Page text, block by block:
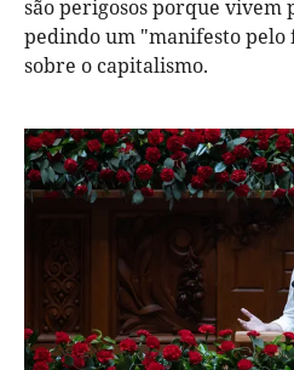
são perigosos porque vivem
pedindo um "manifesto
sobre o capitalismo.